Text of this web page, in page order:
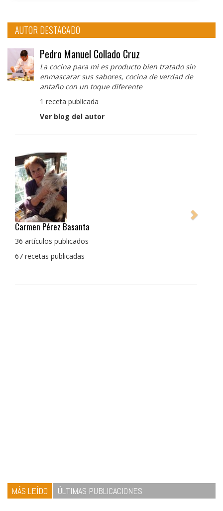
AUTOR DESTACADO
Pedro Manuel Collado Cruz
La cocina para mi es producto bien tratado sin
enmascarar sus sabores, cocina de verdad de
antaño con un toque diferente
1 receta publicada
Ver blog del autor
Pedro Manuel Collado Cruz
La cocina para mi es producto bien tratado sin
con un toque diferente